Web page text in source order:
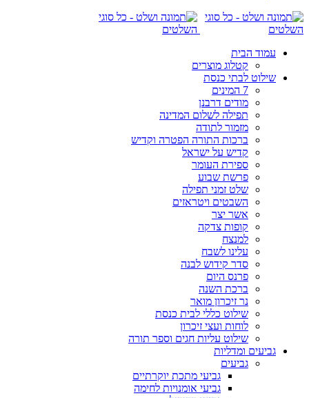
עמוד הבית
קטלוג מוצרים
שילוט לבתי כנסת
7 המינים
מודים דרבנן
תפילה לשלום המדינה
מזמור לתודה
ברכות התורה הפטרה וקדיש
קדיש על ישראל
ספירת העומר
פרשת שבוע
שלט זמני תפילה
השבטים ויטראזים
אשר יצר
קופות צדקה
למנצח
עלינו לשבח
סדר קידוש לבנה
פרנס היום
ברכת השנה
נר זיכרון מואר
שילוט כללי לבית כנסת
לוחות ועצי זיכרון
שילוט עליות חגים וספר תורה
גביעים ומדליות
גביעים
גביעי מתכת יוקרתיים
גביעי אומנויות לחימה